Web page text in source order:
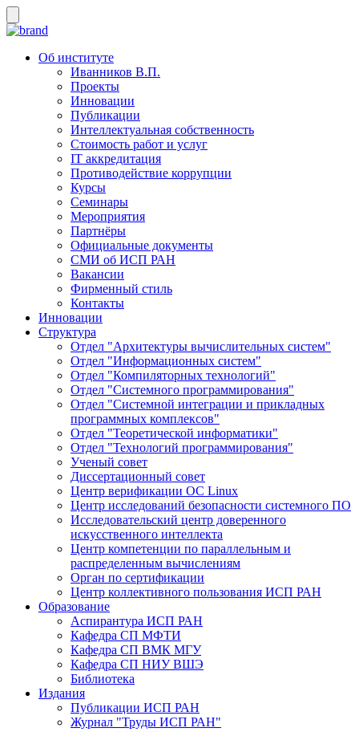
Об институте
Иванников В.П.
Проекты
Инновации
Публикации
Интеллектуальная собственность
Стоимость работ и услуг
IT аккредитация
Противодействие коррупции
Курсы
Семинары
Мероприятия
Партнёры
Официальные документы
СМИ об ИСП РАН
Вакансии
Фирменный стиль
Контакты
Инновации
Структура
Отдел "Архитектуры вычислительных систем"
Отдел "Информационных систем"
Отдел "Компиляторных технологий"
Отдел "Системного программирования"
Отдел "Системной интеграции и прикладных
программных комплексов"
Отдел "Теоретической информатики"
Отдел "Технологий программирования"
Ученый совет
Диссертационный совет
Центр верификации ОС Linux
Центр исследований безопасности системного ПО
Исследовательский центр доверенного
искусственного интеллекта
Центр компетенции по параллельным и
распределенным вычислениям
Орган по сертификации
Центр коллективного пользования ИСП РАН
Образование
Аспирантура ИСП РАН
Кафедра СП МФТИ
Кафедра СП ВМК МГУ
Кафедра СП НИУ ВШЭ
Библиотека
Издания
Публикации ИСП РАН
Журнал "Труды ИСП РАН"